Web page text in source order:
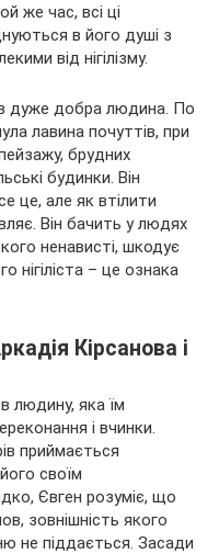
же час, всі ці
в його душі з
від нігілізму.
дуже добра людина. По
лавина почуттів, при
брудних
будинки. Він
це, але як втілити
Він бачить у людях
ненависті, шкодує
нігіліста – це ознака
Кірсанова і
людину, яка їм
і вчинки.
приймається
своїм
Євген розуміє, що
зовнішність якого
не піддається. Засади